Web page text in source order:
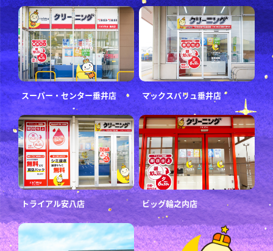
スーパー・センター垂井店 マックスバリュ垂井店
トライアル安八店 ビッグ輪之内店